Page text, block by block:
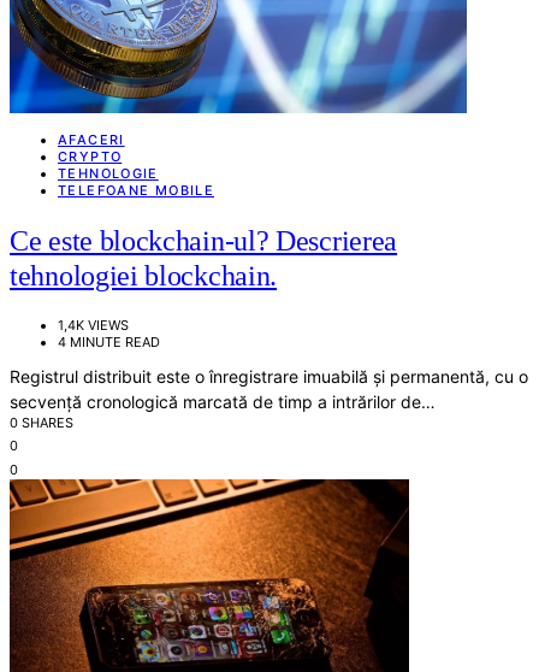
AFACERI
CRYPTO
TEHNOLOGIE
TELEFOANE MOBILE
Ce este blockchain-ul? Descrierea
tehnologiei blockchain.
1,4K VIEWS
4 MINUTE READ
Registrul distribuit este o înregistrare imuabilă și permanentă, cu o
secvență cronologică marcată de timp a intrărilor de…
0 SHARES
0
0